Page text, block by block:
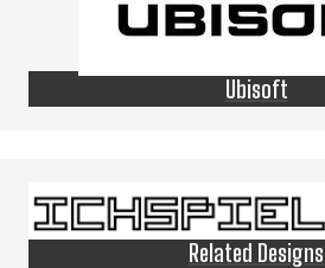
Ubisoft
Related Designs